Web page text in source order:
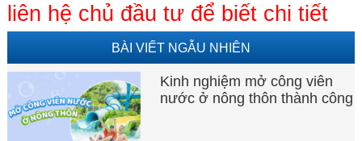
liên hệ chủ đầu tư để biết chi tiết
BÀI VIẾT NGẪU NHIÊN
Kinh nghiệm mở công viên
nước ở nông thôn thành công